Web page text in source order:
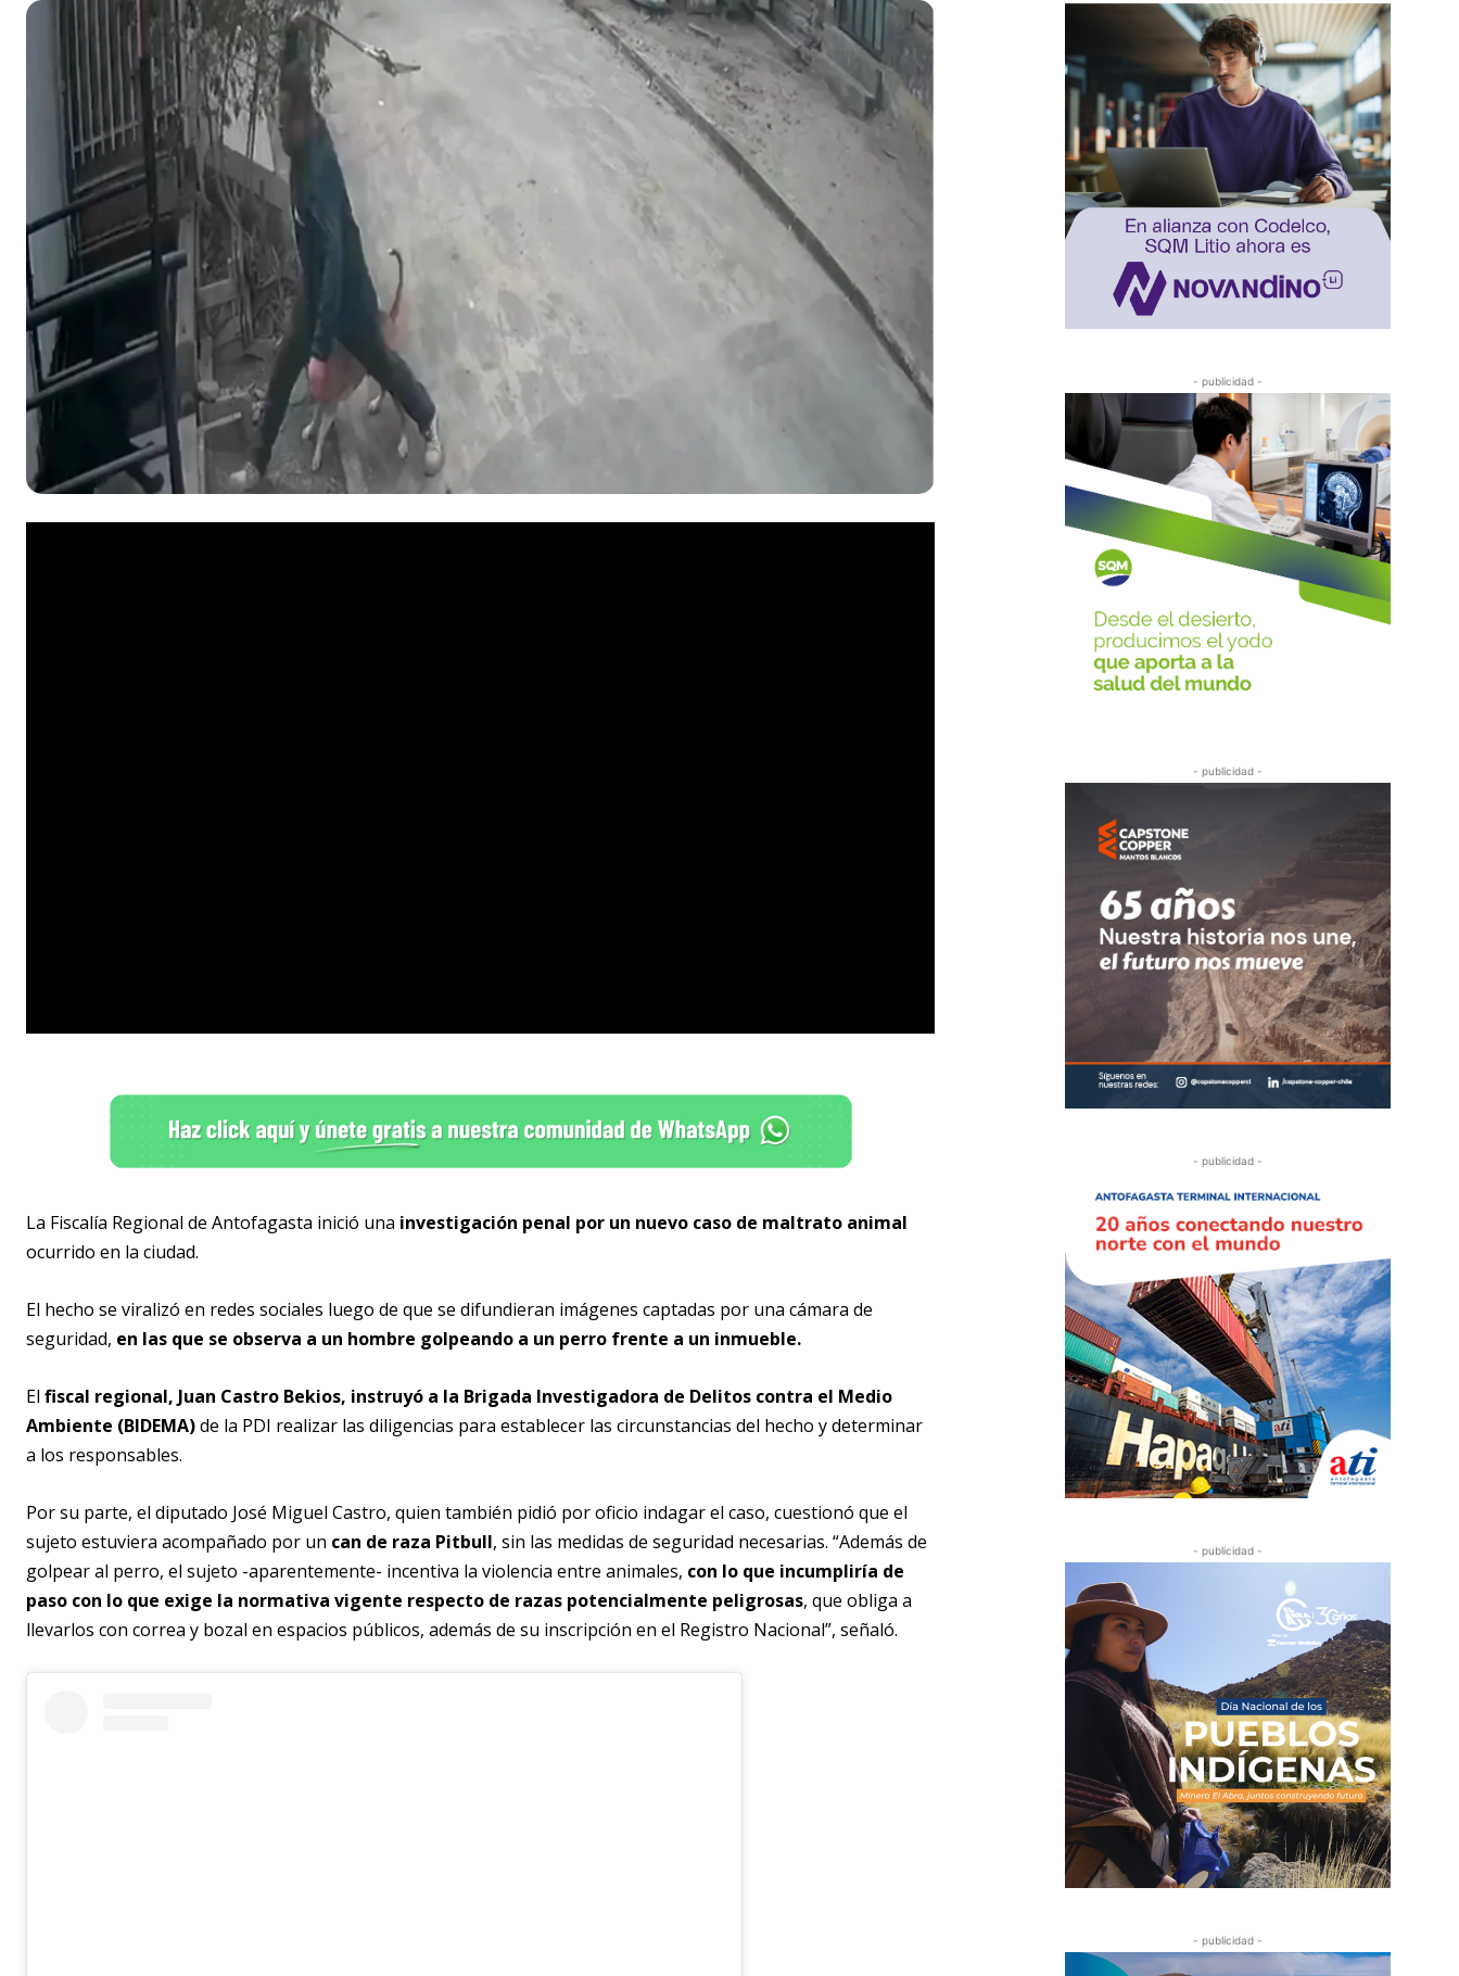
La Fiscalía Regional de Antofagasta inició una investigación penal por un nuevo caso de maltrato animal
ocurrido en la ciudad.
El hecho se viralizó en redes sociales luego de que se difundieran imágenes captadas por una cámara de
seguridad, en las que se observa a un hombre golpeando a un perro frente a un inmueble.
El fiscal regional, Juan Castro Bekios, instruyó a la Brigada Investigadora de Delitos contra el Medio
Ambiente (BIDEMA)de la PDI realizar las diligencias para establecer las circunstancias del hecho y determinar
a los responsables.
Por su parte, el diputado José Miguel Castro, quien también pidió por oficio indagar el caso, cuestionó que el
sujeto estuviera acompañado por un can de raza Pitbull, sin las medidas de seguridad necesarias. “Además de
golpear al perro, el sujeto -aparentemente- incentiva la violencia entre animales, con lo que incumpliría de
paso con lo que exige la normativa vigente respecto de razas potencialmente peligrosas, que obliga a
llevarlos con correa y bozal en espacios públicos, además de su inscripción en el Registro Nacional”, señaló.
- publicidad -
- publicidad -
- publicidad -
- publicidad -
- publicidad -